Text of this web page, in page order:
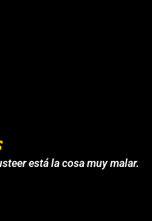
está la cosa muy malar.